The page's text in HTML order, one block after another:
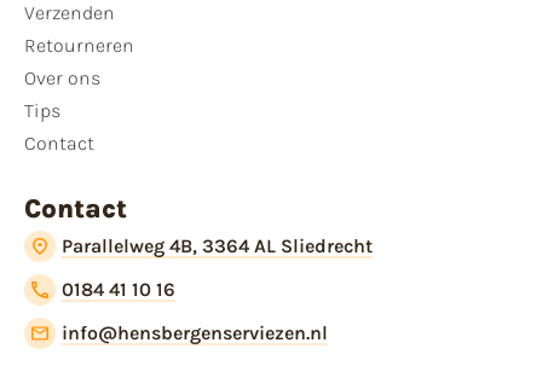
Verzenden
Retourneren
Over ons
Tips
Contact
Contact
Parallelweg 4B, 3364 AL Sliedrecht
0184 41 10 16
info@hensbergenserviezen.nl